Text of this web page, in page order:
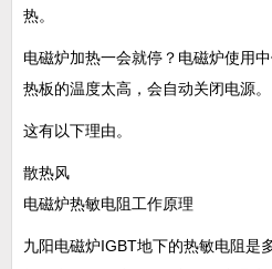
热。
电磁炉加热一会就停？电磁炉使用
热板的温度太高，会自动关闭电源。
这有以下理由。
散热风
电磁炉热敏电阻工作原理
九阳电磁炉IGBT地下的热敏电阻是